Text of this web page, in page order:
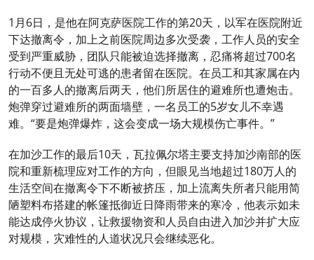
1月6日，是他在阿克萨医院工作的第20天，以军在医院附近
下达撤离令，加上之前医院周边多次受袭，工作人员的安全
受到严重威胁，团队只能被迫选择撤离，忍痛将超过700名
行动不便且无处可逃的患者留在医院。在员工和其家属在内
的一百多人的撤离后两天，他们所居住的避难所也遭炮击。
炮弹穿过避难所的两面墙壁，一名员工的5岁女儿不幸遇
难。“要是炮弹爆炸，这会变成一场大规模伤亡事件。”
在加沙工作的最后10天，瓦拉佩尔塔主要支持加沙南部的医
院和重新梳理应对工作的方向，但眼见当地超过180万人的
生活空间在撤离令下不断被挤压，加上流离失所者只能用简
陋塑料布搭建的帐篷抵御近日降雨带来的寒冷，他表示如未
能达成停火协议，让救援物资和人员自由进入加沙并扩大应
对规模，灾难性的人道状况只会继续恶化。